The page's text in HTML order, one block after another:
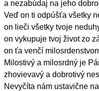
a nezabúdaj na jeho
Veď on ti odpúšťa všetky
on lieči všetky tvoje
on vykupuje tvoj život zo
on ťa venčí
Milostivý a milosrdný je
zhovievavý a dobrotivý
Nevyčíta nám ustavične